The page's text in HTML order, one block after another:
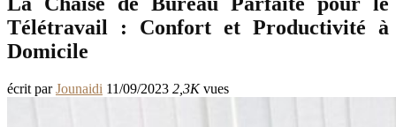
Télétravail : Confort et Productivité à
Domicile
écrit parJounaidi 11/09/2023 2,3Kvues